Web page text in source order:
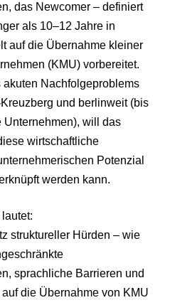
das Newcomer – definiert
als 10–12 Jahre in
auf die Übernahme kleiner
(KMU) vorbereitet.
Nachfolgeproblems
und berlinweit (bis
Unternehmen), will das
wirtschaftliche
Potenzial
werden kann.
struktureller Hürden – wie
sprachliche Barrieren und
die Übernahme von KMU